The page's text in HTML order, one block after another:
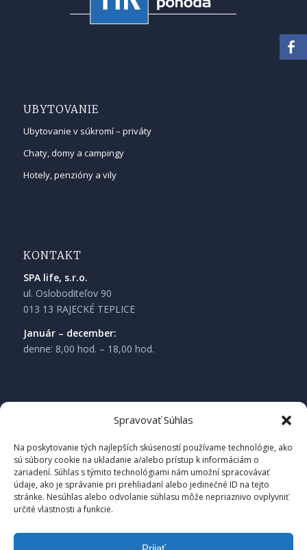
Spravovať Súhlas
Na poskytovanie tých najlepších skúseností používame technológie, ako
sú súbory cookie na ukladanie a/alebo prístup k informáciám o
zariadení. Súhlas s týmito technológiami nám umožní spracovávať
údaje, ako je správanie pri prehliadaní alebo jedinečné ID na tejto
stránke. Nesúhlas alebo odvolanie súhlasu môže nepriaznivo ovplyvniť
určité vlastnosti a funkcie.
UBYTOVANIE
Ubytovanie v súkromí – priváty
Chaty, domy a campingy
Hotely, penzióny a vily
KONTAKT
SPA life, s.r.o.
ul. Osloboditeľov 90
013 13 RAJECKÉ TEPLICE
Január – december:
denne: 8,00 hod. – 18,00 hod.